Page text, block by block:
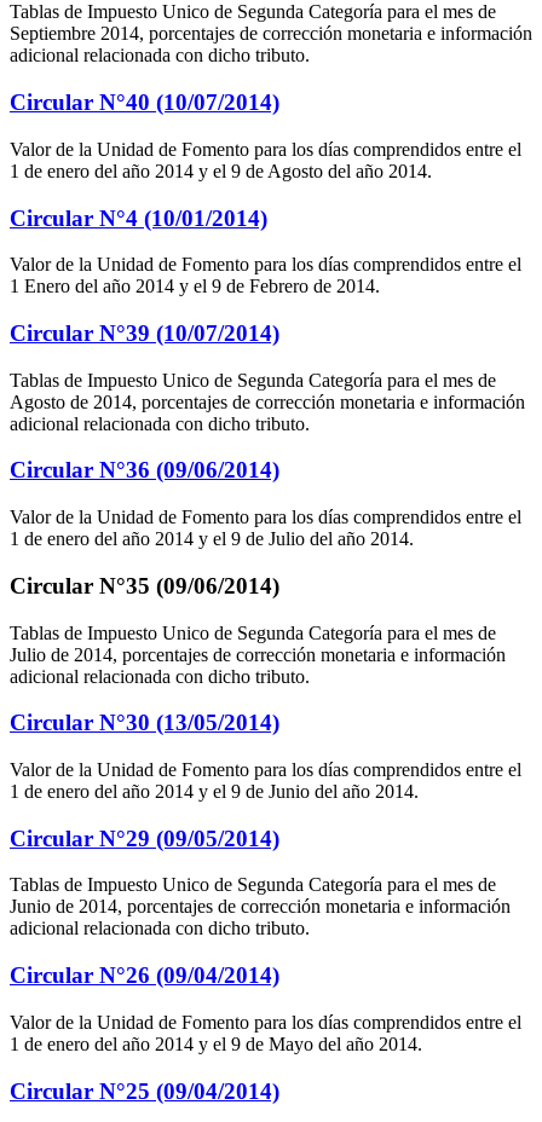
Tablas de Impuesto Unico de Segunda Categoría para el mes de
Septiembre 2014, porcentajes de corrección monetaria e información
adicional relacionada con dicho tributo.
Circular N°40 (10/07/2014)
Valor de la Unidad de Fomento para los días comprendidos entre el
1 de enero del año 2014 y el 9 de Agosto del año 2014.
Circular N°4 (10/01/2014)
Valor de la Unidad de Fomento para los días comprendidos entre el
1 Enero del año 2014 y el 9 de Febrero de 2014.
Circular N°39 (10/07/2014)
Tablas de Impuesto Unico de Segunda Categoría para el mes de
Agosto de 2014, porcentajes de corrección monetaria e información
adicional relacionada con dicho tributo.
Circular N°36 (09/06/2014)
Valor de la Unidad de Fomento para los días comprendidos entre el
1 de enero del año 2014 y el 9 de Julio del año 2014.
Circular N°35 (09/06/2014)
Tablas de Impuesto Unico de Segunda Categoría para el mes de
Julio de 2014, porcentajes de corrección monetaria e información
adicional relacionada con dicho tributo.
Circular N°30 (13/05/2014)
Valor de la Unidad de Fomento para los días comprendidos entre el
1 de enero del año 2014 y el 9 de Junio del año 2014.
Circular N°29 (09/05/2014)
Tablas de Impuesto Unico de Segunda Categoría para el mes de
Junio de 2014, porcentajes de corrección monetaria e información
adicional relacionada con dicho tributo.
Circular N°26 (09/04/2014)
Valor de la Unidad de Fomento para los días comprendidos entre el
1 de enero del año 2014 y el 9 de Mayo del año 2014.
Circular N°25 (09/04/2014)